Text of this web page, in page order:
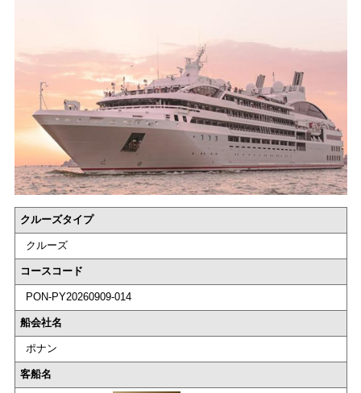
クルーズタイプ
クルーズ
コースコード
PON-PY20260909-014
船会社名
ポナン
客船名